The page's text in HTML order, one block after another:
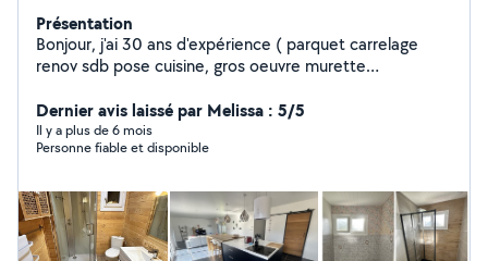
Présentation
Bonjour, j'ai 30 ans d'expérience ( parquet carrelage
renov sdb pose cuisine, gros oeuvre murette
Dernier avis laissé par Melissa : 5/5
Il y a plus de 6 mois
Personne fiable et disponible